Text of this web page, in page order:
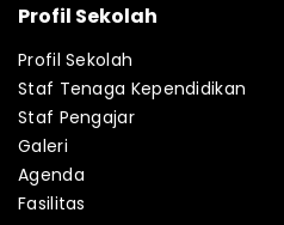
Profil Sekolah
Profil Sekolah
Staf Tenaga Kependidikan
Staf Pengajar
Galeri
Agenda
Fasilitas